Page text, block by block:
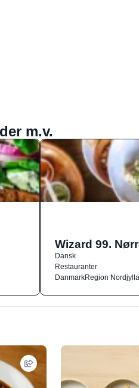
m.v.
Wizard 99.
Dansk
Restauranter
DanmarkRegion